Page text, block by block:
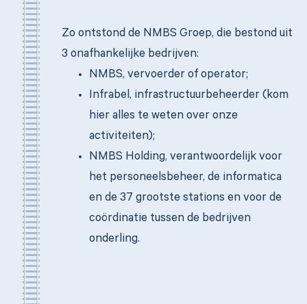
Zo ontstond de NMBS Groep, die bestond uit
3 onafhankelijke bedrijven:
NMBS, vervoerder of operator;
Infrabel, infrastructuurbeheerder (kom
hier alles te weten over onze
activiteiten);
NMBS Holding, verantwoordelijk voor
het personeelsbeheer, de informatica
en de 37 grootste stations en voor de
coördinatie tussen de bedrijven
onderling.